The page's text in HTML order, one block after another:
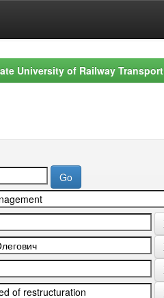
University of Railway Transport